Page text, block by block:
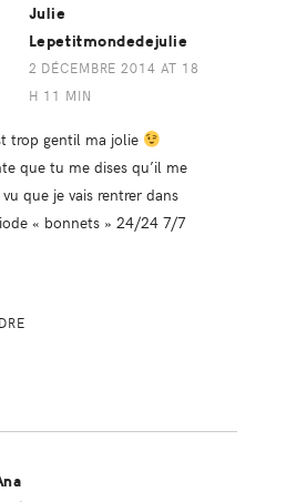
Julie
Lepetitmondedejulie
2 DÉCEMBRE 2014 AT 18
H 11 MIN
trop gentil ma jolie
que tu me dises qu’il me
que je vais rentrer dans
« bonnets » 24/24 7/7